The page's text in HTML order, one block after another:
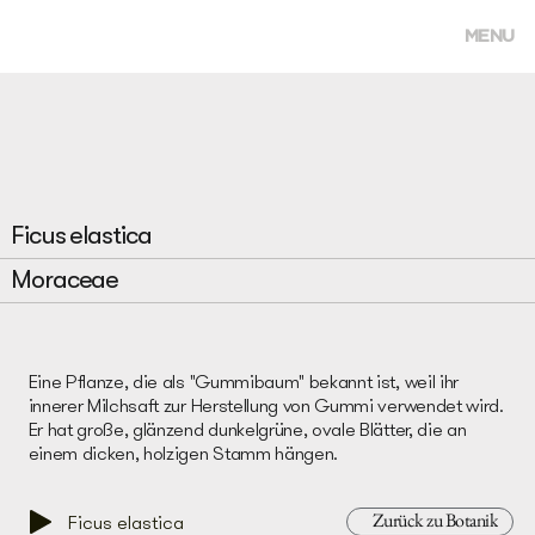
MENU
Ficus elastica
Moraceae
Eine Pflanze, die als "Gummibaum" bekannt ist, weil ihr
innerer Milchsaft zur Herstellung von Gummi verwendet wird.
Er hat große, glänzend dunkelgrüne, ovale Blätter, die an
einem dicken, holzigen Stamm hängen.
Ficus elastica Zurück zu Botanik